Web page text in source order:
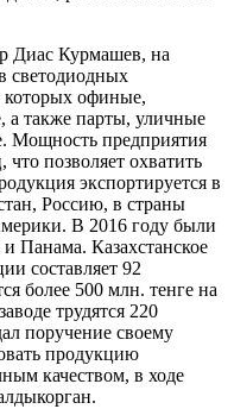
Диас Курмашев, на
светодиодных
которых офиные,
также парты, уличные
Мощность предприятия
позволяет охватить
экспортируется в
Россию, в страны
В 2016 году были
Панама. Казахстанское
составляет 92
более 500 млн. тенге на
трудятся 220
поручение своему
продукцию
качеством, в ходе